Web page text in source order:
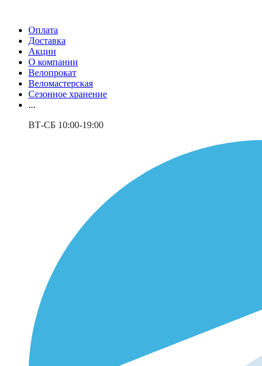
Оплата
Доставка
Акции
О компании
Велопрокат
Веломастерская
Сезонное хранение
...
ВТ-СБ 10:00-19:00